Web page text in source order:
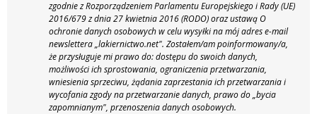
zgodnie z Rozporządzeniem Parlamentu Europejskiego i Rady (UE)
2016/679 z dnia 27 kwietnia 2016 (RODO) oraz ustawą O
ochronie danych osobowych w celu wysyłki na mój adres e-mail
newslettera „lakiernictwo.net". Zostałem/am poinformowany/a,
że przysługuje mi prawo do: dostępu do swoich danych,
możliwości ich sprostowania, ograniczenia przetwarzania,
wniesienia sprzeciwu, żądania zaprzestania ich przetwarzania i
wycofania zgody na przetwarzanie danych, prawo do „bycia
zapomnianym", przenoszenia danych osobowych.